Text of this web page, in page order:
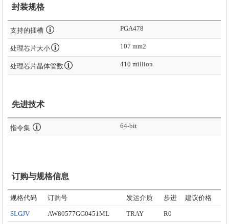
封装规格
支持的插槽 PGA478
处理芯片大小 107 mm2
处理芯片晶体管数 410 million
先进技术
指令集 64-bit
订购与规格信息
规格代码 订购号 发运介质 步进 建议价格
SLGJV AW80577GG0451ML TRAY R0